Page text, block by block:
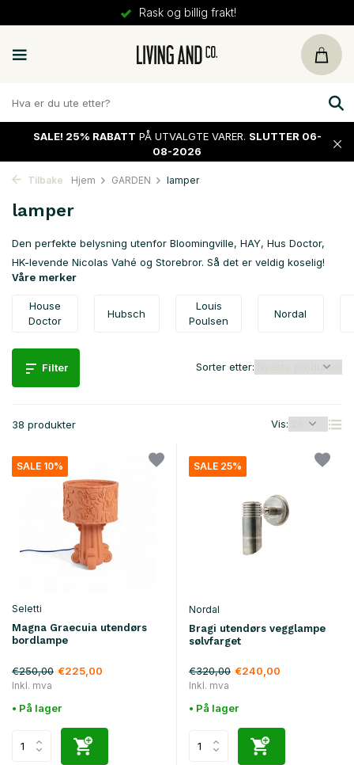
30 dagerretur
SALE! 25% RABATT PÅ UTVALGTE VARER. SLUTTER 06-
08-2026
Tilbake Hjem GARDEN lamper
lamper
Den perfekte belysning utenfor Bloomingville, HAY, Hus Doctor,
HK-levende Nicolas Vahé og Storebror. Så det er veldig koselig!
Våre merker
House
Doctor
Hubsch
Louis
Poulsen
Nordal
Filter
38 produkter Vis:
Sorter etter:
SALE 10%
Seletti
Magna Graecuia utendørs
bordlampe
€250,00 €225,00
Inkl. mva
• På lager
SALE 25%
Nordal
Bragi utendørs vegglampe
sølvfarget
€320,00 €240,00
Inkl. mva
• På lager